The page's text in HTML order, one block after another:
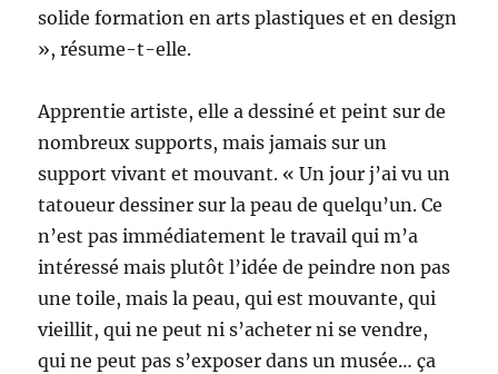
solide formation en arts plastiques et en design
», résume-t-elle.
Apprentie artiste, elle a dessiné et peint sur de
nombreux supports, mais jamais sur un
support vivant et mouvant. « Un jour j’ai vu un
tatoueur dessiner sur la peau de quelqu’un. Ce
n’est pas immédiatement le travail qui m’a
intéressé mais plutôt l’idée de peindre non pas
une toile, mais la peau, qui est mouvante, qui
vieillit, qui ne peut ni s’acheter ni se vendre,
qui ne peut pas s’exposer dans un musée… ça